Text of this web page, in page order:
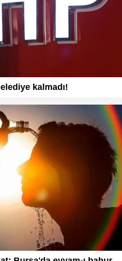
kalmadı!